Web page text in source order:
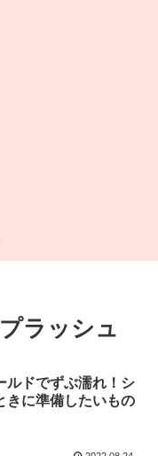
ラッシュ
ルドでずぶ濡れ！シ
きに準備したいもの